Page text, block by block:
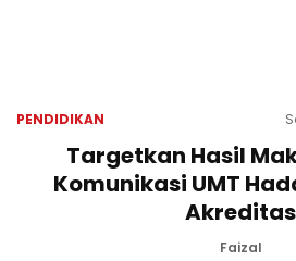
PENDIDIKAN
Targetkan Hasil
Komunikasi UMT
Faizal